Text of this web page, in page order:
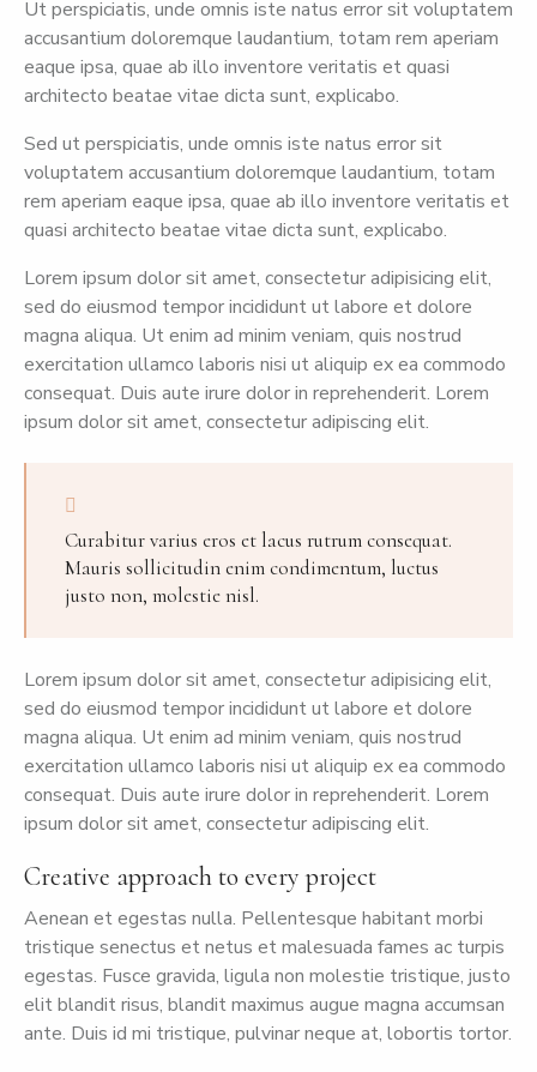
Ut perspiciatis, unde omnis iste natus error sit voluptatem
accusantium doloremque laudantium, totam rem aperiam
eaque ipsa, quae ab illo inventore veritatis et quasi
architecto beatae vitae dicta sunt, explicabo.
Sed ut perspiciatis, unde omnis iste natus error sit
voluptatem accusantium doloremque laudantium, totam
rem aperiam eaque ipsa, quae ab illo inventore veritatis et
quasi architecto beatae vitae dicta sunt, explicabo.
Lorem ipsum dolor sit amet, consectetur adipisicing elit,
sed do eiusmod tempor incididunt ut labore et dolore
magna aliqua. Ut enim ad minim veniam, quis nostrud
exercitation ullamco laboris nisi ut aliquip ex ea commodo
consequat. Duis aute irure dolor in reprehenderit. Lorem
ipsum dolor sit amet, consectetur adipiscing elit.
Curabitur varius eros et lacus rutrum consequat.
Mauris sollicitudin enim condimentum, luctus
justo non, molestie nisl.
Lorem ipsum dolor sit amet, consectetur adipisicing elit,
sed do eiusmod tempor incididunt ut labore et dolore
magna aliqua. Ut enim ad minim veniam, quis nostrud
exercitation ullamco laboris nisi ut aliquip ex ea commodo
consequat. Duis aute irure dolor in reprehenderit. Lorem
ipsum dolor sit amet, consectetur adipiscing elit.
Creative approach to every project
Aenean et egestas nulla. Pellentesque habitant morbi
tristique senectus et netus et malesuada fames ac turpis
egestas. Fusce gravida, ligula non molestie tristique, justo
elit blandit risus, blandit maximus augue magna accumsan
ante. Duis id mi tristique, pulvinar neque at, lobortis tortor.